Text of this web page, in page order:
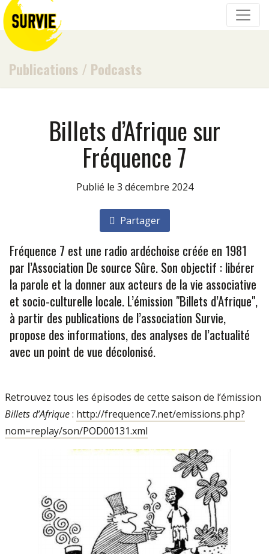
Publications / Podcasts
Billets d’Afrique sur
Fréquence 7
Publié le 3 décembre 2024
Partager
Fréquence 7 est une radio ardéchoise créée en 1981
par l’Association De source Sûre. Son objectif : libérer
la parole et la donner aux acteurs de la vie associative
et socio-culturelle locale. L’émission "Billets d’Afrique",
à partir des publications de l’association Survie,
propose des informations, des analyses de l’actualité
avec un point de vue décolonisé.
Retrouvez tous les épisodes de cette saison de l’émission
Billets d’Afrique: http://frequence7.net/emissions.php?
nom=replay/son/POD00131.xml